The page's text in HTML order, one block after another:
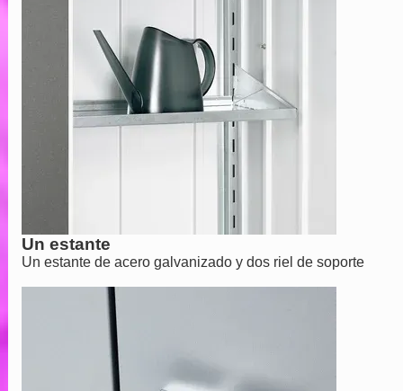
Un estante
Un estante de acero galvanizado y dos riel de soporte